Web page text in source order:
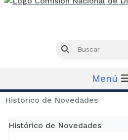
Buscar
Menú
Histórico de Novedades
Histórico de Novedades